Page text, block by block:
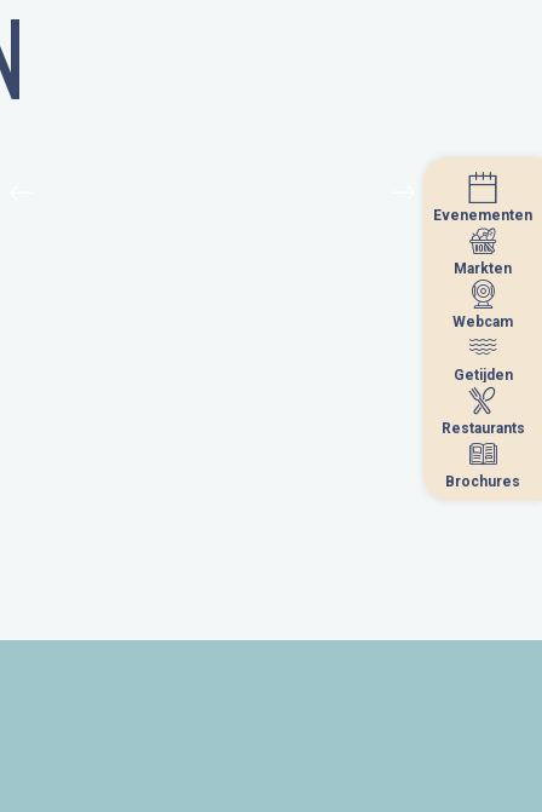
Evenementen
Markten
Webcam
Getijden
Restaurants
Brochures